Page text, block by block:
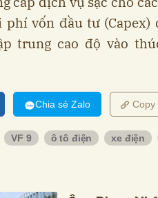
phí vốn đầu tư (Capex)
trung cao độ vào
Chia sẻ Zalo Copy
VF 9 ô tô điện xe điện